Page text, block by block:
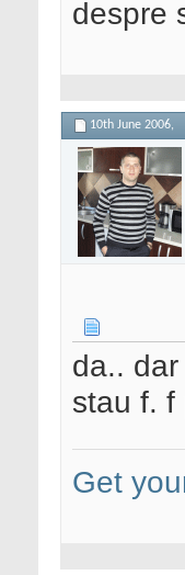
despre
10th June 2006,
da..
stau f. f
Get